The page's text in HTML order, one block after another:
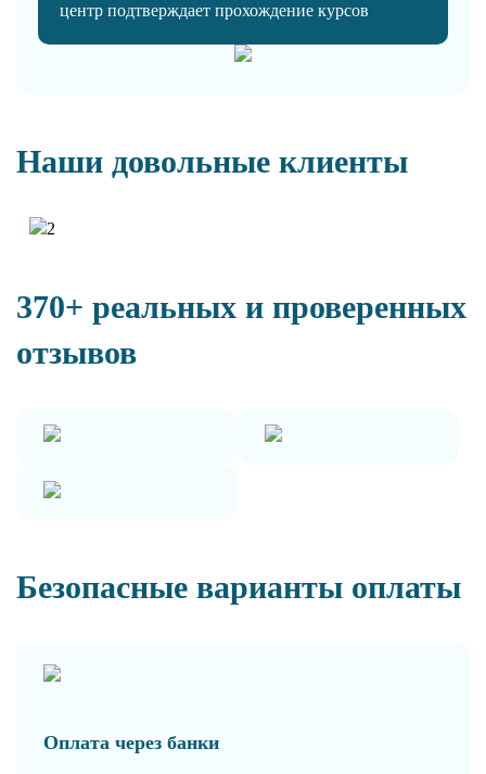
центр подтверждает прохождение курсов
Наши довольные клиенты
370+ реальных и проверенных
отзывов
Безопасные варианты оплаты
Оплата через банки